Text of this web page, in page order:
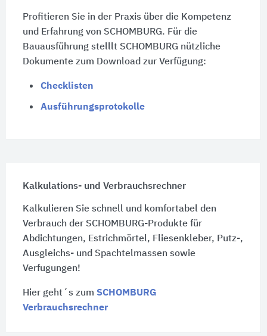
Profitieren Sie in der Praxis über die Kompetenz
und Erfahrung von SCHOMBURG. Für die
Bauausführung stelllt SCHOMBURG nützliche
Dokumente zum Download zur Verfügung:
Checklisten
Ausführungsprotokolle
Kalkulations- und Verbrauchsrechner
Kalkulieren Sie schnell und komfortabel den
Verbrauch der SCHOMBURG-Produkte für
Abdichtungen, Estrichmörtel, Fliesenkleber, Putz-,
Ausgleichs- und Spachtelmassen sowie
Verfugungen!
Hier geht´s zum SCHOMBURG
Verbrauchsrechner